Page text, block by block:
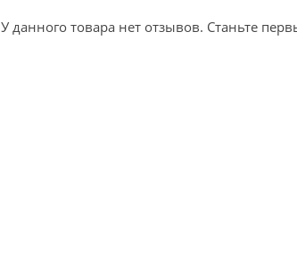
У данного товара нет отзывов. Станьте